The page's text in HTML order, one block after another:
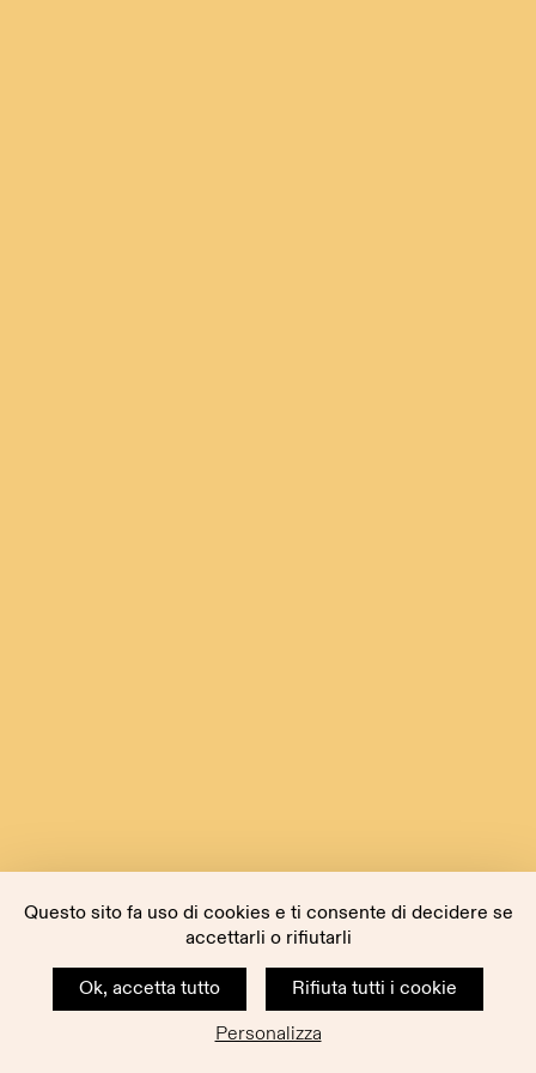
Questo sito fa uso di cookies e ti consente di decidere se
accettarli o rifiutarli
Ok, accetta tutto
Rifiuta tutti i cookie
Personalizza